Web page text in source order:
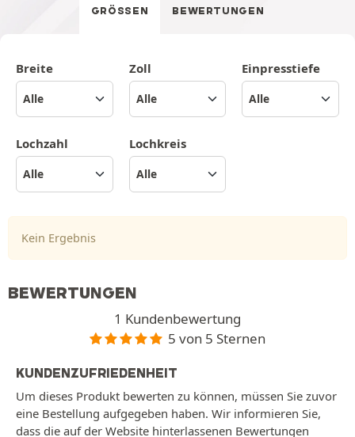
GRÖSSEN BEWERTUNGEN
Breite Zoll Einpresstiefe
Lochzahl Lochkreis
Kein Ergebnis
BEWERTUNGEN
1 Kundenbewertung
5 von 5 Sternen
KUNDENZUFRIEDENHEIT
Um dieses Produkt bewerten zu können, müssen Sie zuvor
eine Bestellung aufgegeben haben. Wir informieren Sie,
dass die auf der Website hinterlassenen Bewertungen